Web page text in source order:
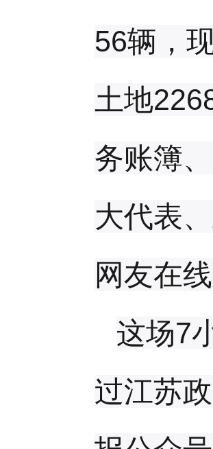
56辆，
土地
务账簿
大代表
网友在线
这场7
过江苏